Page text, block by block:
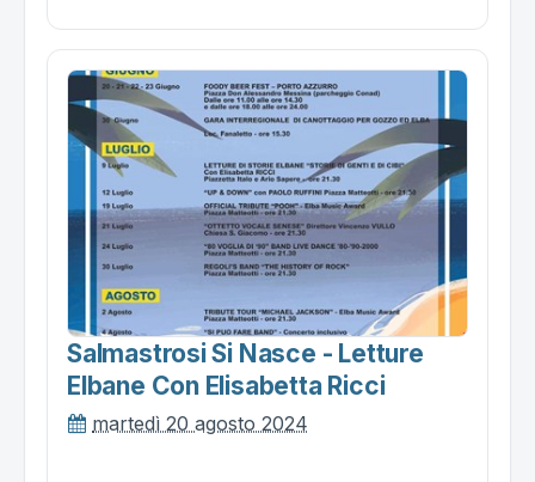
Salmastrosi Si Nasce - Letture
Elbane Con Elisabetta Ricci
martedì 20 agosto 2024